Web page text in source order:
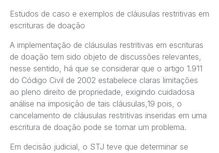
Estudos de caso e exemplos de cláusulas restritivas em
escrituras de doação
A implementação de cláusulas restritivas em escrituras
de doação tem sido objeto de discussões relevantes,
nesse sentido, há que se considerar que o artigo 1.911
do Código Civil de 2002 estabelece claras limitações
ao pleno direito de propriedade, exigindo cuidadosa
análise na imposição de tais cláusulas,19 pois, o
cancelamento de cláusulas restritivas inseridas em uma
escritura de doação pode se tornar um problema.
Em decisão judicial, o STJ teve que determinar se